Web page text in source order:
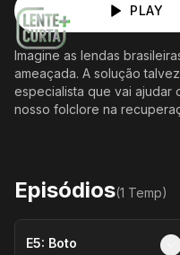
PLAY
Imagine as lendas
ameaçada. A solução
especialista que vai ajudar
nosso folclore na
Episódios(1 Temp)
E5: Boto